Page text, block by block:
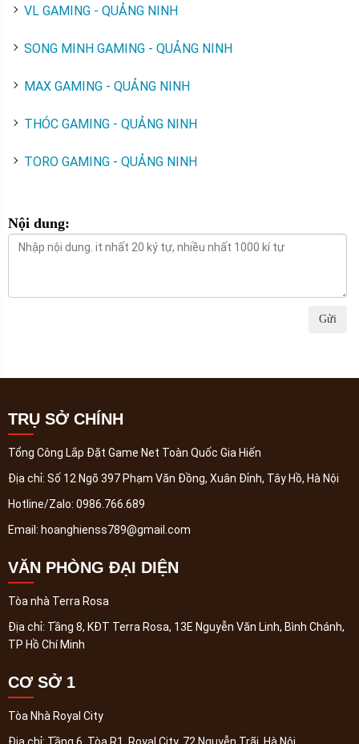
VL GAMING - QUẢNG NINH
SONG MINH GAMING - QUẢNG NINH
MAX GAMING - QUẢNG NINH
THÓC GAMING - QUẢNG NINH
TORO GAMING - QUẢNG NINH
Nội dung:
Gửi
TRỤ SỞ CHÍNH
Tổng Công Lắp Đặt Game Net Toàn Quốc Gia Hiến
Địa chỉ: Số 12 Ngõ 397 Phạm Văn Đồng, Xuân Đỉnh, Tây Hồ, Hà Nội
Hotline/Zalo: 0986.766.689
Email: hoanghienss789@gmail.com
VĂN PHÒNG ĐẠI DIỆN
Tòa nhà Terra Rosa
Địa chỉ: Tầng 8, KĐT Terra Rosa, 13E Nguyễn Văn Linh, Bình Chánh,
TP Hồ Chí Minh
CƠ SỞ 1
Tòa Nhà Royal City